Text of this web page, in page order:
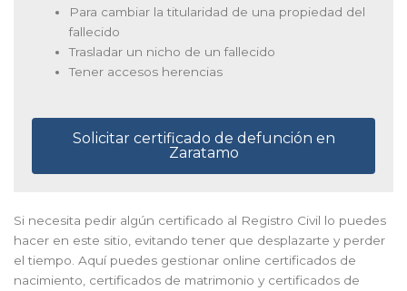
Para cambiar la titularidad de una propiedad del
fallecido
Trasladar un nicho de un fallecido
Tener accesos herencias
Solicitar certificado de defunción en
Zaratamo
Si necesita pedir algún certificado al Registro Civil lo puedes
hacer en este sitio, evitando tener que desplazarte y perder
el tiempo. Aquí puedes gestionar online certificados de
nacimiento, certificados de matrimonio y certificados de